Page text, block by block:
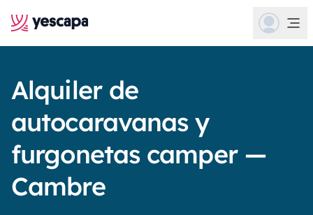
Alquiler de
autocaravanas y
furgonetas camper —
Cambre